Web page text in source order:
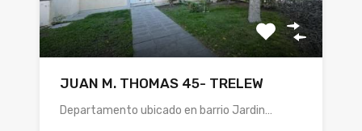
JUAN M. THOMAS 45- TRELEW
Departamento ubicado en barrio Jardin…